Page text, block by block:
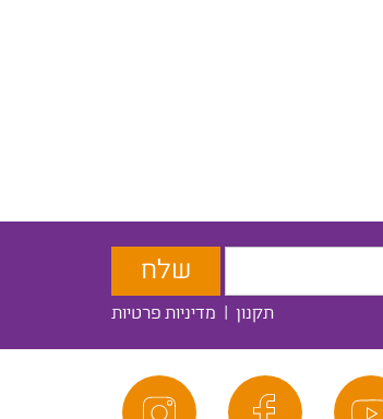
תקנון | מדיניות פרטיות